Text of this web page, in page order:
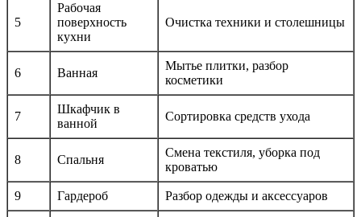
5
Рабочая
поверхность
кухни
Очистка техники и столешницы
6 Ванная
Мытье плитки, разбор
косметики
7
Шкафчик в
ванной
Сортировка средств ухода
8 Спальня
Смена текстиля, уборка под
кроватью
9 Гардероб Разбор одежды и аксессуаров